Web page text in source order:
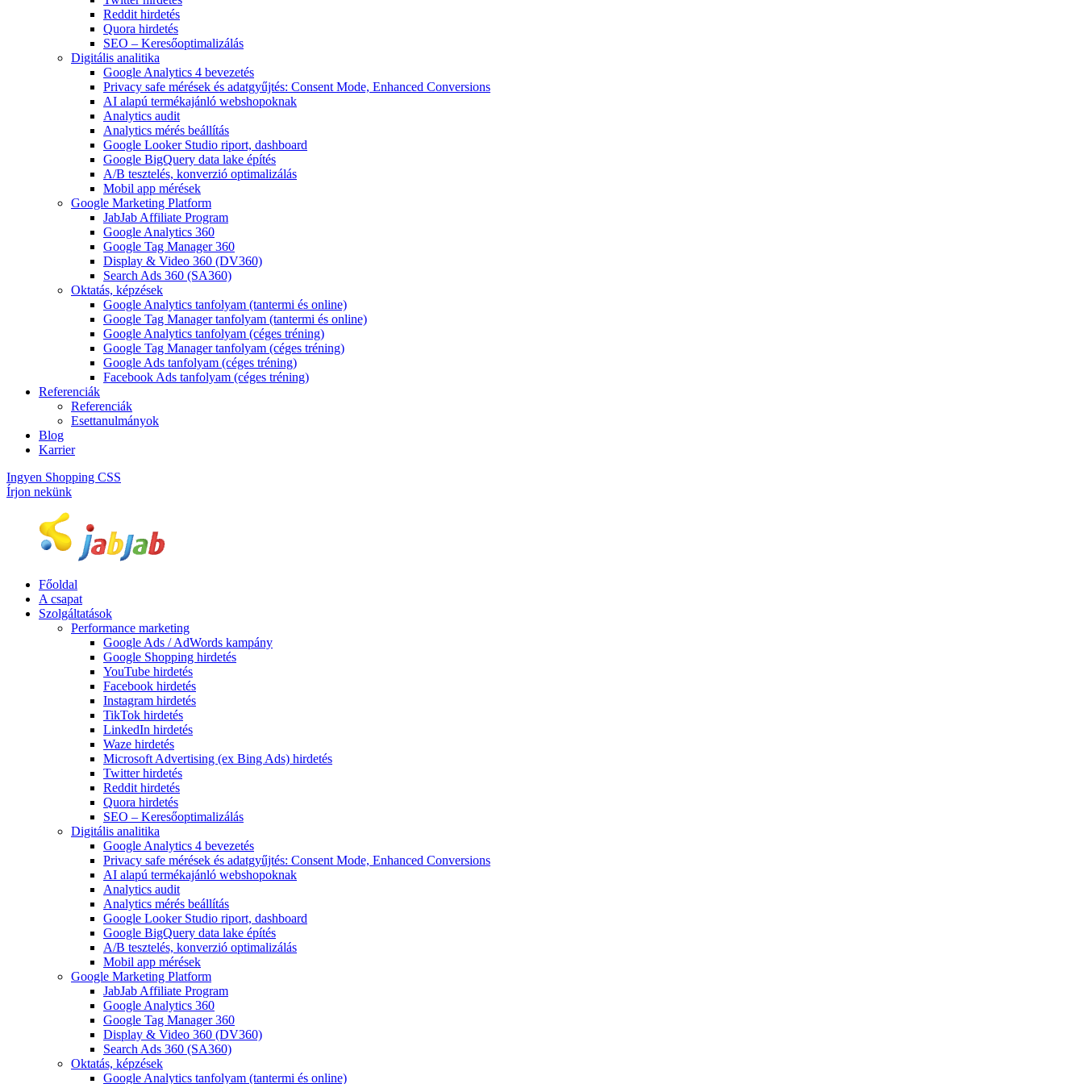
Reddit hirdetés
Quora hirdetés
SEO – Keresőoptimalizálás
Digitális analitika
Google Analytics 4 bevezetés
Privacy safe mérések és adatgyűjtés: Consent Mode, Enhanced Conversions
AI alapú termékajánló webshopoknak
Analytics audit
Analytics mérés beállítás
Google Looker Studio riport, dashboard
Google BigQuery data lake építés
A/B tesztelés, konverzió optimalizálás
Mobil app mérések
Google Marketing Platform
JabJab Affiliate Program
Google Analytics 360
Google Tag Manager 360
Display & Video 360 (DV360)
Search Ads 360 (SA360)
Oktatás, képzések
Google Analytics tanfolyam (tantermi és online)
Google Tag Manager tanfolyam (tantermi és online)
Google Analytics tanfolyam (céges tréning)
Google Tag Manager tanfolyam (céges tréning)
Google Ads tanfolyam (céges tréning)
Facebook Ads tanfolyam (céges tréning)
Referenciák
Referenciák
Esettanulmányok
Blog
Karrier
Ingyen Shopping CSS
Írjon nekünk
Főoldal
A csapat
Szolgáltatások
Performance marketing
Google Ads / AdWords kampány
Google Shopping hirdetés
YouTube hirdetés
Facebook hirdetés
Instagram hirdetés
TikTok hirdetés
LinkedIn hirdetés
Waze hirdetés
Microsoft Advertising (ex Bing Ads) hirdetés
Twitter hirdetés
Reddit hirdetés
Quora hirdetés
SEO – Keresőoptimalizálás
Digitális analitika
Google Analytics 4 bevezetés
Privacy safe mérések és adatgyűjtés: Consent Mode, Enhanced Conversions
AI alapú termékajánló webshopoknak
Analytics audit
Analytics mérés beállítás
Google Looker Studio riport, dashboard
Google BigQuery data lake építés
A/B tesztelés, konverzió optimalizálás
Mobil app mérések
Google Marketing Platform
JabJab Affiliate Program
Google Analytics 360
Google Tag Manager 360
Display & Video 360 (DV360)
Search Ads 360 (SA360)
Oktatás, képzések
Google Analytics tanfolyam (tantermi és online)